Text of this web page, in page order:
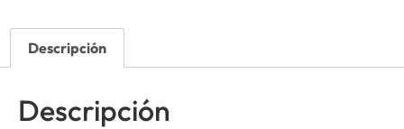
Descripción
Descripción